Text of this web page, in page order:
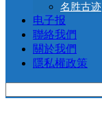
名胜古迹
电子报
聯絡我們
關於我們
隱私權政策